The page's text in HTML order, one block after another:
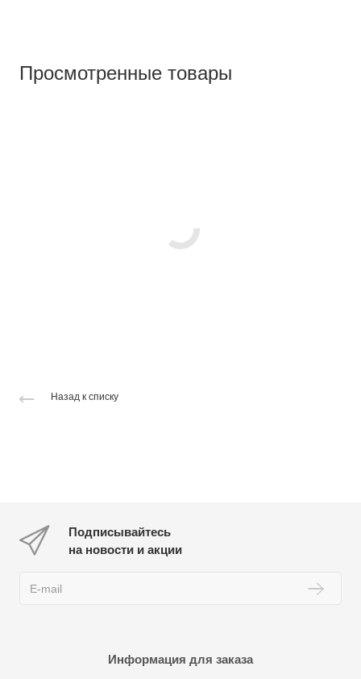
Просмотренные товары
Назад к списку
Подписывайтесь
на новости и акции
Информация для заказа